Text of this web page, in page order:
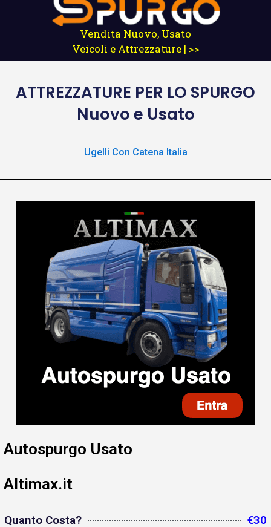
Vendita Nuovo, Usato
Veicoli e Attrezzature | >>
ATTREZZATURE PER LO SPURGO
Nuovo e Usato
Ugelli Con Catena Italia
Autospurgo Usato
Altimax.it
Quanto Costa? €30